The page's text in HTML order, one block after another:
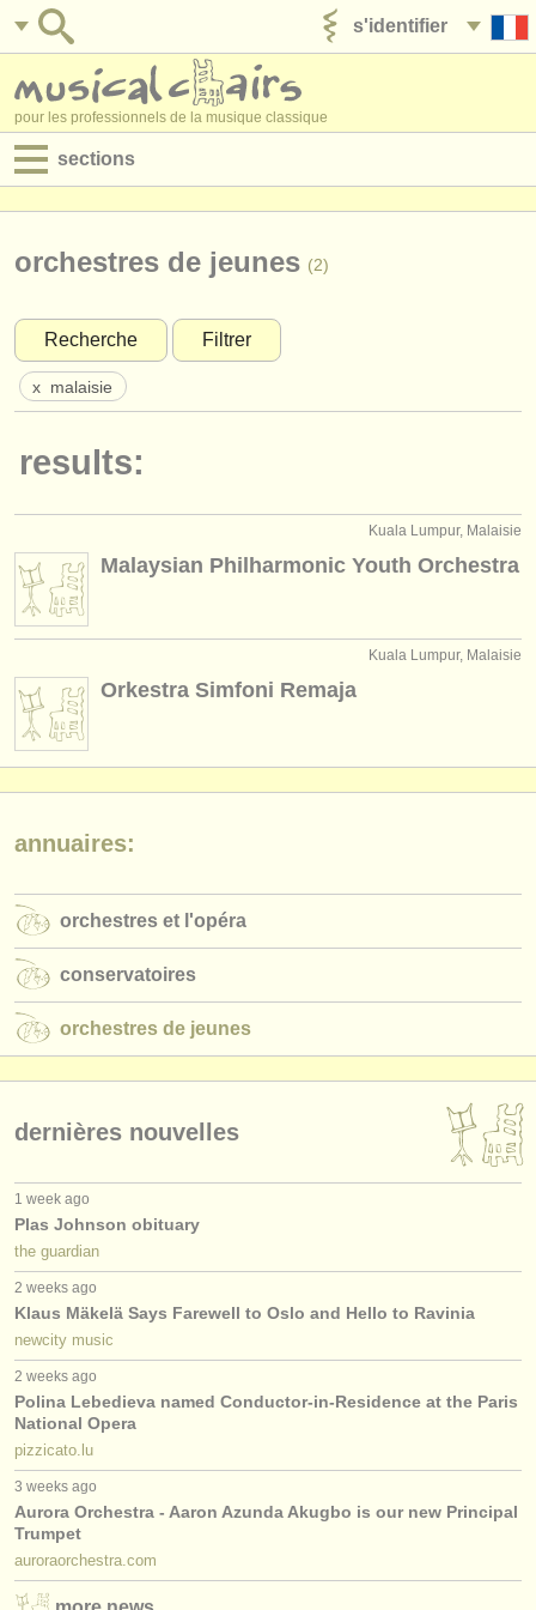
s'identifier
pour les professionnels de la musique classique
sections
jobs - administration
degree courses
stages/cours
instruments à vendre
instruments volés
orchestres et l'opéra
conservatoires
musicalchairs:
actualités musique classique
éditeurs:
ajouter votre annonce
find out about ourATS
ATSfaq
s'identifier
orchestres de jeunes (2)
Recherche Filtrer
x malaisie
results:
Kuala Lumpur, Malaisie
Malaysian Philharmonic Youth Orchestra
Kuala Lumpur, Malaisie
Orkestra Simfoni Remaja
annuaires:
orchestres et l'opéra
conservatoires
orchestres de jeunes
dernières nouvelles
1 week ago
Plas Johnson obituary
the guardian
2 weeks ago
Klaus Mäkelä Says Farewell to Oslo and Hello to Ravinia
newcity music
2 weeks ago
Polina Lebedieva named Conductor-in-Residence at the Paris
National Opera
pizzicato.lu
3 weeks ago
Aurora Orchestra - Aaron Azunda Akugbo is our new Principal
Trumpet
auroraorchestra.com